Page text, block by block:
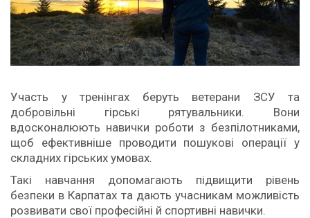
Участь у тренінгах беруть ветерани ЗСУ та
добровільні гірські рятувальники. Вони
вдосконалюють навички роботи з безпілотниками,
щоб ефективніше проводити пошукові операції у
складних гірських умовах.
Такі навчання допомагають підвищити рівень
безпеки в Карпатах та дають учасникам можливість
розвивати свої професійні й спортивні навички.